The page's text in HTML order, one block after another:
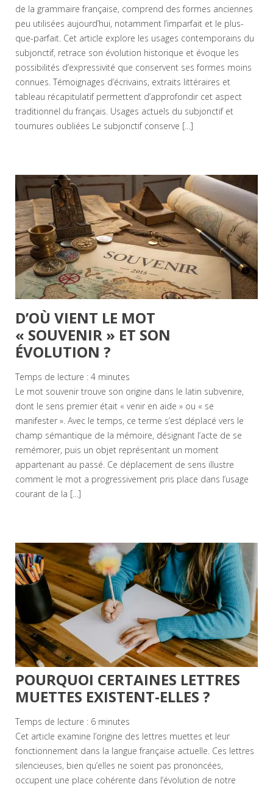
de la grammaire française, comprend des formes anciennes
peu utilisées aujourd’hui, notamment l’imparfait et le plus-
que-parfait. Cet article explore les usages contemporains du
subjonctif, retrace son évolution historique et évoque les
possibilités d’expressivité que conservent ses formes moins
connues. Témoignages d’écrivains, extraits littéraires et
tableau récapitulatif permettent d’approfondir cet aspect
traditionnel du français. Usages actuels du subjonctif et
tournures oubliées Le subjonctif conserve […]
D’OÙ VIENT LE MOT
« SOUVENIR » ET SON
ÉVOLUTION ?
Temps de lecture : 4 minutes
Le mot souvenir trouve son origine dans le latin subvenire,
dont le sens premier était « venir en aide » ou « se
manifester ». Avec le temps, ce terme s’est déplacé vers le
champ sémantique de la mémoire, désignant l’acte de se
remémorer, puis un objet représentant un moment
appartenant au passé. Ce déplacement de sens illustre
comment le mot a progressivement pris place dans l’usage
courant de la […]
POURQUOI CERTAINES LETTRES
MUETTES EXISTENT-ELLES ?
Temps de lecture : 6 minutes
Cet article examine l’origine des lettres muettes et leur
fonctionnement dans la langue française actuelle. Ces lettres
silencieuses, bien qu’elles ne soient pas prononcées,
occupent une place cohérente dans l’évolution de notre